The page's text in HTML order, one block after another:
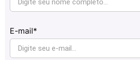
E-mail*